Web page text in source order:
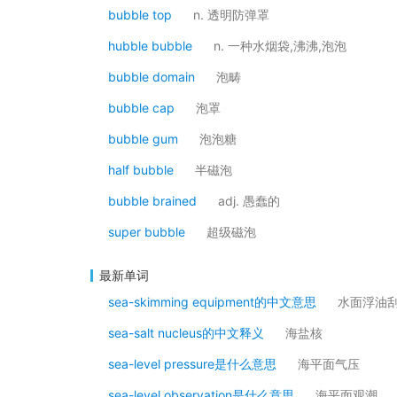
bubble top n. 透明防弹罩
hubble bubble n. 一种水烟袋,沸沸,泡泡
bubble domain 泡畴
bubble cap 泡罩
bubble gum 泡泡糖
half bubble 半磁泡
bubble brained adj. 愚蠢的
super bubble 超级磁泡
最新单词
sea-skimming equipment的中文意思
水面浮油
sea-salt nucleus的中文释义 海盐核
sea-level pressure是什么意思 海平面气压